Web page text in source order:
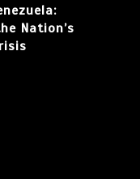
Nation’s